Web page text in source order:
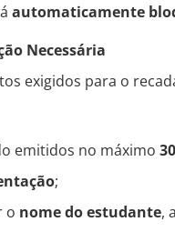
automaticamente
Necessária
exigidos para o
emitidos no máximo
;
o nome do estudante,